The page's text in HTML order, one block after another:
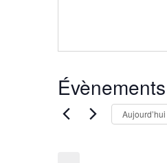
Aujourd’hui